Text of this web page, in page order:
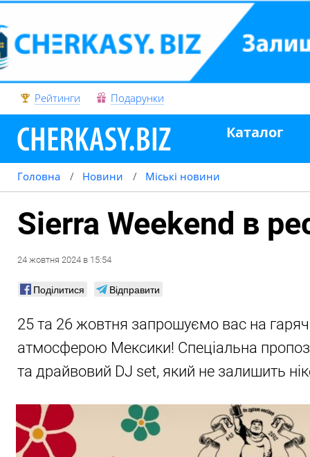
Рейтинги Подарунки
Каталог
Головна Новини Міські новини
Sierra Weekend в
24 жовтня 2024 в 15:54
Поділитися Відправити
25 та 26 жовтня запрошуємо вас на
атмосферою Мексики! Спеціальна
та драйвовий DJ set, який не залишить